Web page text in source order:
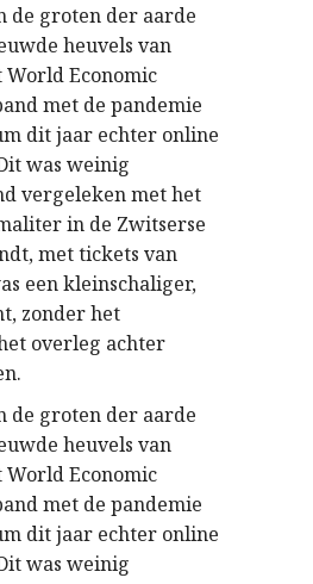
de groten der aarde
heuvels van
World Economic
met de pandemie
dit jaar echter online
was weinig
vergeleken met het
in de Zwitserse
met tickets van
een kleinschaliger,
zonder het
overleg achter
de groten der aarde
heuvels van
World Economic
met de pandemie
dit jaar echter online
was weinig